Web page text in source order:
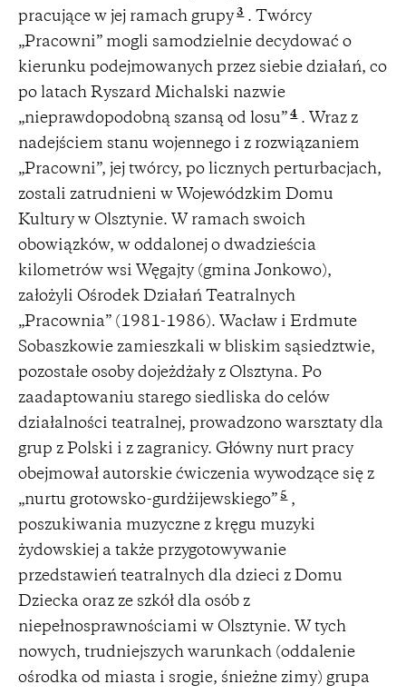
pracujące w jej ramach grupy 3 . Twórcy
„Pracowni” mogli samodzielnie decydować o
kierunku podejmowanych przez siebie działań, co
po latach Ryszard Michalski nazwie
„nieprawdopodobną szansą od losu” 4 . Wraz z
nadejściem stanu wojennego i z rozwiązaniem
„Pracowni”, jej twórcy, po licznych perturbacjach,
zostali zatrudnieni w Wojewódzkim Domu
Kultury w Olsztynie. W ramach swoich
obowiązków, w oddalonej o dwadzieścia
kilometrów wsi Węgajty (gmina Jonkowo),
założyli Ośrodek Działań Teatralnych
„Pracownia” (1981-1986). Wacław i Erdmute
Sobaszkowie zamieszkali w bliskim sąsiedztwie,
pozostałe osoby dojeżdżały z Olsztyna. Po
zaadaptowaniu starego siedliska do celów
działalności teatralnej, prowadzono warsztaty dla
grup z Polski i z zagranicy. Główny nurt pracy
obejmował autorskie ćwiczenia wywodzące się z
„nurtu grotowsko-gurdżijewskiego” 5 ,
poszukiwania muzyczne z kręgu muzyki
żydowskiej a także przygotowywanie
przedstawień teatralnych dla dzieci z Domu
Dziecka oraz ze szkół dla osób z
niepełnosprawnościami w Olsztynie. W tych
nowych, trudniejszych warunkach (oddalenie
ośrodka od miasta i srogie, śnieżne zimy) grupa